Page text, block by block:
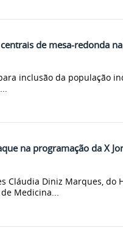
de mesa-redonda
inclusão da população
na programação da X
Cláudia Diniz Marques, do
Medicina...